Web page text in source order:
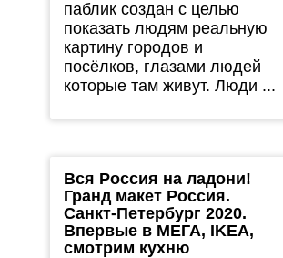
паблик создан с целью
показать людям реальную
картину городов и
посёлков, глазами людей
которые там живут. Люди ...
Вся Россия на ладони!
Гранд макет Россия.
Санкт-Петербург 2020.
Впервые в МЕГА, IKEA,
смотрим кухню